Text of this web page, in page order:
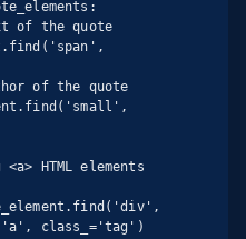
class_='tag')